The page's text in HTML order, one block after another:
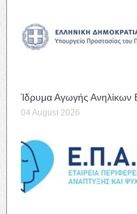
Ίδρυμα Αγωγής
04 August 2026